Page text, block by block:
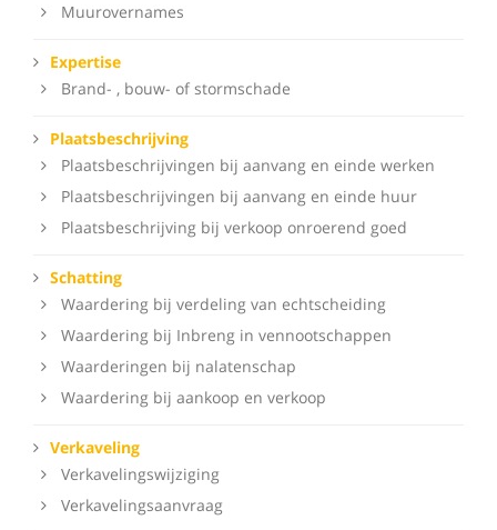
Muurovernames
Expertise
Brand- , bouw- of stormschade
Plaatsbeschrijving
Plaatsbeschrijvingen bij aanvang en einde werken
Plaatsbeschrijvingen bij aanvang en einde huur
Plaatsbeschrijving bij verkoop onroerend goed
Schatting
Waardering bij verdeling van echtscheiding
Waardering bij Inbreng in vennootschappen
Waarderingen bij nalatenschap
Waardering bij aankoop en verkoop
Verkaveling
Verkavelingswijziging
Verkavelingsaanvraag